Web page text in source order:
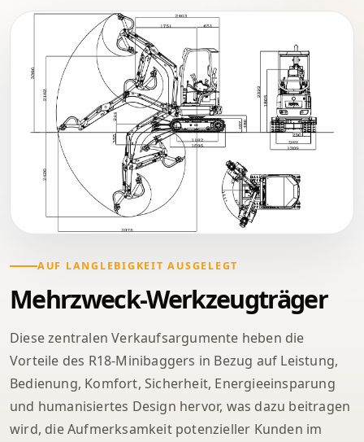
AUF LANGLEBIGKEIT AUSGELEGT
Mehrzweck-Werkzeugträger
Diese zentralen Verkaufsargumente heben die
Vorteile des R18-Minibaggers in Bezug auf Leistung,
Bedienung, Komfort, Sicherheit, Energieeinsparung
und humanisiertes Design hervor, was dazu beitragen
wird, die Aufmerksamkeit potenzieller Kunden im